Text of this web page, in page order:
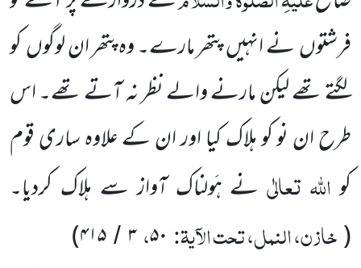
فرشتوں نے انہیں پتھر مارے۔ وہ پتھر ان لوگوں کو
لگتے تھے لیکن مارنے والے نظر نہ آتے تھے۔ اس
طرح ان نو کو ہلاک کیا اور ان کے علاوہ ساری قوم
کو اللہ تعالٰینے ہَولناک آواز سے ہلاک کردیا۔
(خازن، النمل، تحت الآیۃ: ۵۰،۳ / ۴۱۵)